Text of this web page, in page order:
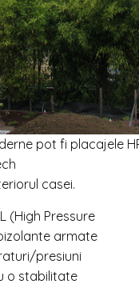
pot fi placajele
casei.
(High Pressure
armate
presiuni
o stabilitate